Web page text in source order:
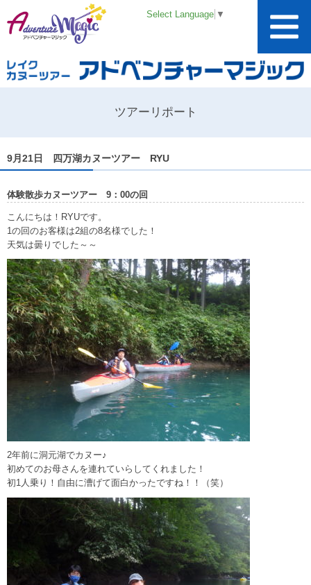
Select Language ▼
ツアーリポート
9月21日 四万湖カヌーツアー RYU
体験散歩カヌーツアー 9：00の回
こんにちは！RYUです。
1の回のお客様は2組の8名様でした！
天気は曇りでした～～
2年前に洞元湖でカヌー♪
初めてのお母さんを連れていらしてくれました！
初1人乗り！自由に漕げて面白かったですね！！（笑）